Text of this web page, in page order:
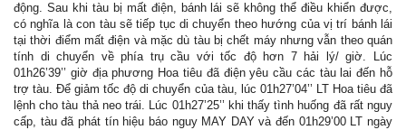
động. Sau khi tàu bị mất điện, bánh lái sẽ không thể điều khiển được,
có nghĩa là con tàu sẽ tiếp tục di chuyển theo hướng của vị trí bánh lái
tại thời điểm mất điện và mặc dù tàu bị chết máy nhưng vẫn theo quán
tính di chuyển về phía trụ cầu với tốc độ hơn 7 hải lý/ giờ. Lúc
01h26’39’’ giờ địa phương Hoa tiêu đã điện yêu cầu các tàu lai đến hỗ
trợ tàu. Để giảm tốc độ di chuyển của tàu, lúc 01h27’04’’ LT Hoa tiêu đã
lệnh cho tàu thả neo trái. Lúc 01h27’25’’ khi thấy tình huống đã rất nguy
cấp, tàu đã phát tín hiệu báo nguy MAY DAY và đến 01h29’00 LT ngày